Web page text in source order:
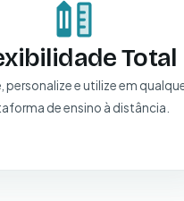
Total
personalize e utilize em
de ensino à distância.